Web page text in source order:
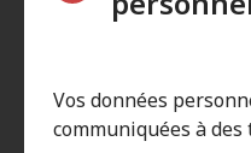
Vos données
communiquées à des